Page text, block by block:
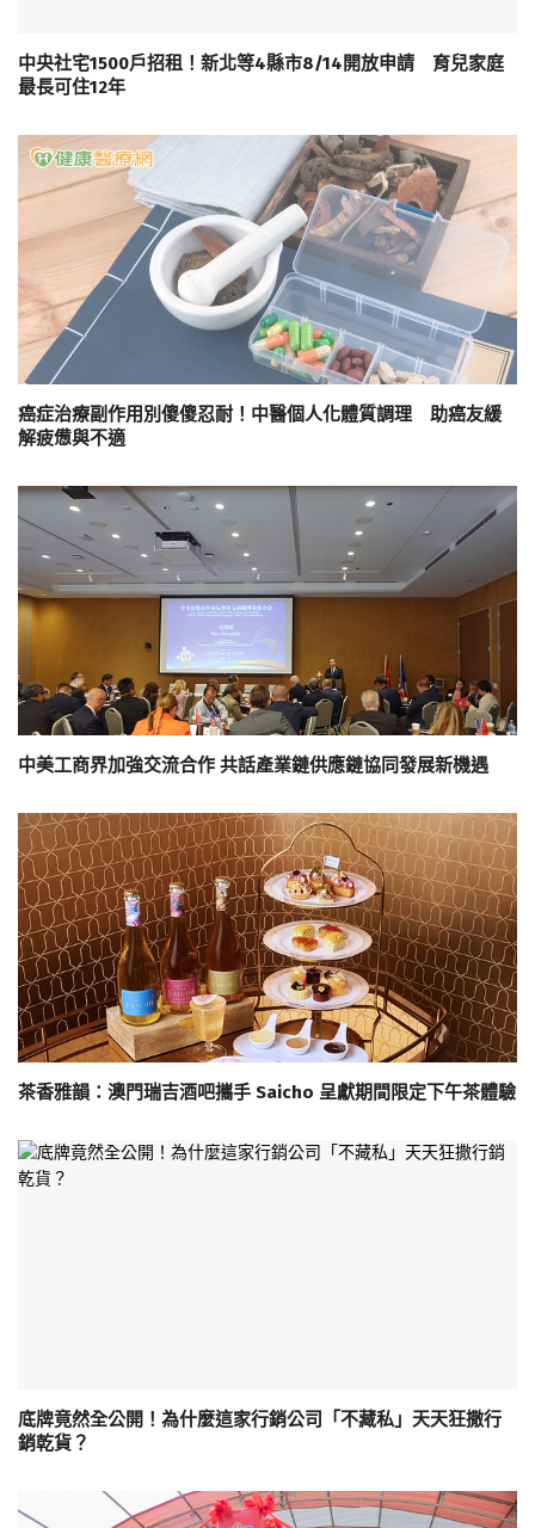
中央社宅1500戶招租！新北等4縣市8/14開放申請 育兒家庭
最長可住12年
癌症治療副作用別傻傻忍耐！中醫個人化體質調理 助癌友緩
解疲憊與不適
中美工商界加強交流合作 共話產業鏈供應鏈協同發展新機遇
茶香雅韻：澳門瑞吉酒吧攜手 Saicho 呈獻期間限定下午茶體驗
底牌竟然全公開！為什麼這家行銷公司「不藏私」天天狂撒行
銷乾貨？